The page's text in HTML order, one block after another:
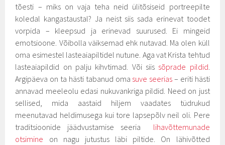
tõesti – miks on vaja teha neid ülitõsiseid portreepilte
koledal kangastaustal? Ja neist siis sada erinevat toodet
vorpida – kleepsud ja erinevad suurused. Ei mingeid
emotsioone. Võibolla väiksemad ehk nutavad. Ma olen küll
oma esimestel lasteaiapiltidel nutune. Aga vat Krista tehtud
lasteaiapildid on palju kihvtimad. Või siis sõprade pildid
Argipäeva on ta hästi tabanud oma suve seerias – eriti hästi
annavad meeleolu edasi nukuvankriga pildid. Need on just
sellised, mida aastaid hiljem vaadates tüdrukud
meenutavad heldimusega kui tore lapsepõlv neil oli. Pere
traditsioonide jäädvustamise seeria
lihavõttemunade
otsimine on nagu jutustus läbi piltide. On lähivõtted